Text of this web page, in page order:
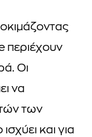
περιέχουν
Οι
να
των
και για